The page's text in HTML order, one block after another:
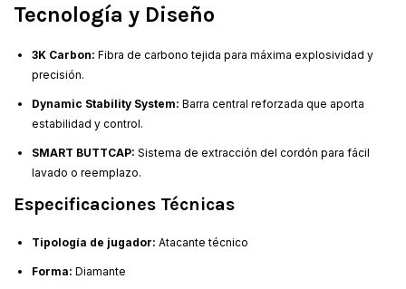
Tecnología y Diseño
3K Carbon: Fibra de carbono tejida para máxima explosividad y
precisión.
Dynamic Stability System: Barra central reforzada que aporta
estabilidad y control.
SMART BUTTCAP: Sistema de extracción del cordón para fácil
lavado o reemplazo.
Especificaciones Técnicas
Tipología de jugador: Atacante técnico
Forma: Diamante